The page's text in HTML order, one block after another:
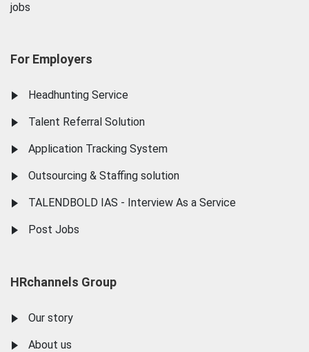
jobs
For Employers
Headhunting Service
Talent Referral Solution
Application Tracking System
Outsourcing & Staffing solution
TALENDBOLD IAS - Interview As a Service
Post Jobs
HRchannels Group
Our story
About us